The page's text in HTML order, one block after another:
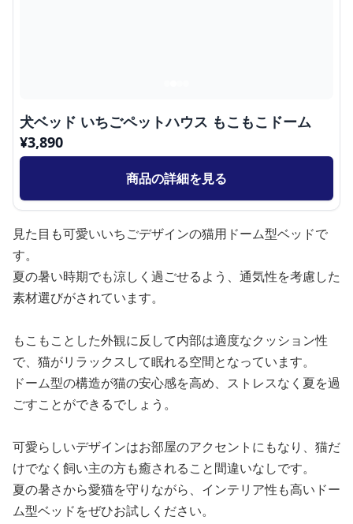
犬ベッド いちごペットハウス もこもこドーム
¥3,890
商品の詳細を見る
見た目も可愛いいちごデザインの猫用ドーム型ベッドで
す。
夏の暑い時期でも涼しく過ごせるよう、通気性を考慮した
素材選びがされています。
もこもことした外観に反して内部は適度なクッション性
で、猫がリラックスして眠れる空間となっています。
ドーム型の構造が猫の安心感を高め、ストレスなく夏を過
ごすことができるでしょう。
可愛らしいデザインはお部屋のアクセントにもなり、猫だ
けでなく飼い主の方も癒されること間違いなしです。
夏の暑さから愛猫を守りながら、インテリア性も高いドー
ム型ベッドをぜひお試しください。